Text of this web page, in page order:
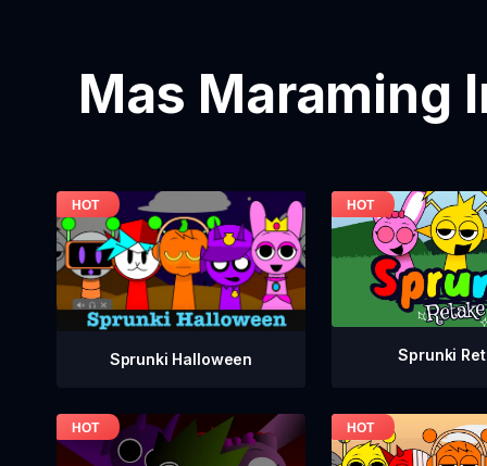
Mas Maraming
Sprunki Halloween Sprunki